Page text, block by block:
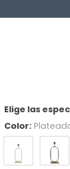
Elige las
Color: